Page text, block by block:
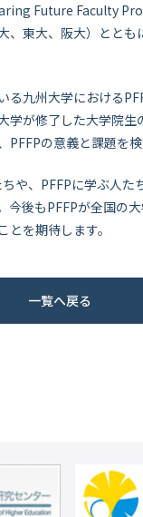
Future Faculty
、東大、阪大）とと
る九州大学における
学が修了した大学院生
PFFPの意義と課題を検
や、PFFPに学ぶ人た
今後もPFFPが全国の
とを期待します。
一覧へ戻る